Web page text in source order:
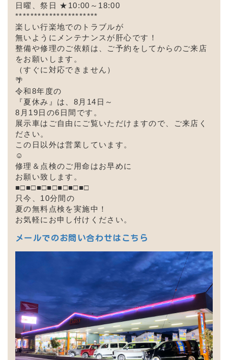
日曜、祭日 ★10:00～18:00
**********************
楽しい行楽地でのトラブルが
無いようにメンテナンスが 肝心です！
整備や修理のご依頼は、ご予約をしてからのご来店
をお願いします。
（すぐに対応できません）
🌴
令和8年度の
『夏休み』は、8 月14日～
8月19日の6日間です。
展示車はご自由にご覧いただけますので、ご来店く
ださい。
この日以外は営業しています。
☺
修理＆点検のご用命はお早めに
お願い致します。
■□■□■□■□■□■□■□
只今、10分間の
夏の無料点検を実施中！
お気軽にお申し付けください。
メールでのお問い合わせはこちら